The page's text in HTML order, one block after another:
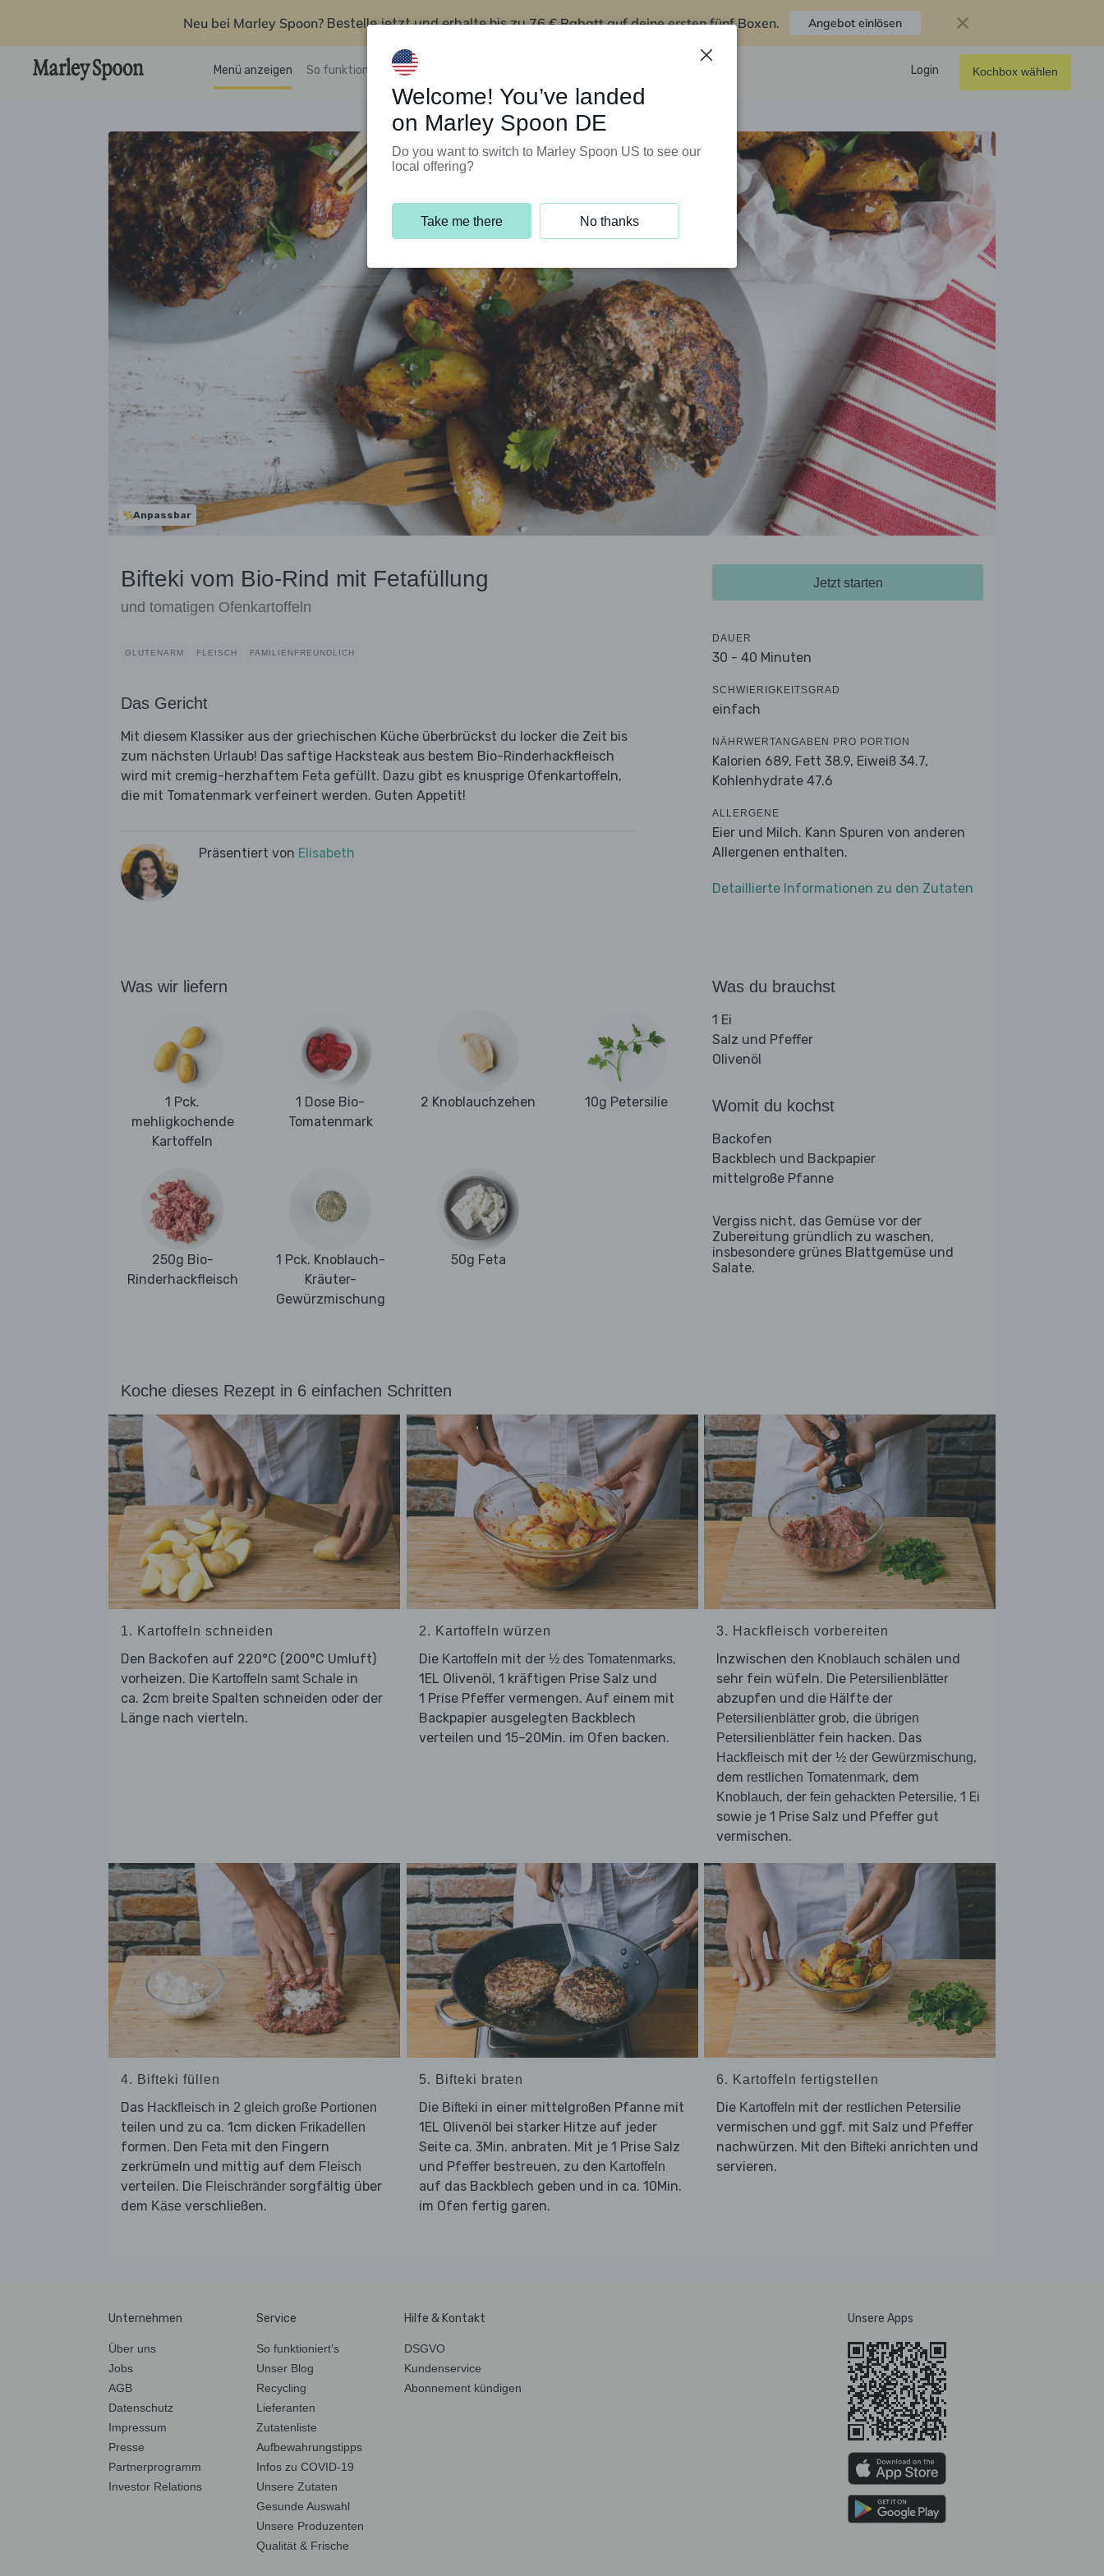
Neu bei Marley Spoon? Bestelle jetzt und erhalte bis zu76 € Rabatt auf deine ersten fünf Boxen. Angebot einlösen
Menü anzeigen So funktioniert’s Kundenservice Login Kochbox wählen
Anpassbar
Bifteki vom Bio-Rind mit Fetafüllung
und tomatigen Ofenkartoffeln
GLUTENARM FLEISCH FAMILIENFREUNDLICH
Das Gericht
Mit diesem Klassiker aus der griechischen Küche überbrückst du locker die Zeit bis
zum nächsten Urlaub! Das saftige Hacksteak aus bestem Bio-Rinderhackfleisch
wird mit cremig-herzhaftem Feta gefüllt. Dazu gibt es knusprige Ofenkartoffeln,
die mit Tomatenmark verfeinert werden. Guten Appetit!
Präsentiert von Elisabeth
Jetzt starten
DAUER
30 - 40 Minuten
SCHWIERIGKEITSGRAD
einfach
NÄHRWERTANGABEN PRO PORTION
Kalorien 689, Fett 38.9, Eiweiß 34.7,
Kohlenhydrate 47.6
ALLERGENE
Eier und Milch. Kann Spuren von anderen
Allergenen enthalten.
Detaillierte Informationen zu den Zutaten
Was wir liefern
1 Pck.
mehligkochende
Kartoffeln
1 Dose Bio-
Tomatenmark
2 Knoblauchzehen 10g Petersilie
250g Bio-
Rinderhackfleisch
1 Pck. Knoblauch-
Kräuter-
Gewürzmischung
50g Feta
Was du brauchst
1 Ei
Salz und Pfeffer
Olivenöl
Womit du kochst
Backofen
Backblech und Backpapier
mittelgroße Pfanne
Vergiss nicht, das Gemüse vor der
Zubereitung gründlich zu waschen,
insbesondere grünes Blattgemüse und
Salate.
Koche dieses Rezept in 6 einfachen Schritten
1. Kartoffeln schneiden
Den Backofen auf 220°C (200°C Umluft)
vorheizen. Die Kartoffeln samt Schale in
ca. 2cm breite Spalten schneiden oder der
Länge nach vierteln.
2. Kartoffeln würzen
Die Kartoffeln mit der ½ des Tomatenmarks,
1EL Olivenöl, 1 kräftigen Prise Salz und
1 Prise Pfeffer vermengen. Auf einem mit
Backpapier ausgelegten Backblech
verteilen und 15–20Min. im Ofen backen.
3. Hackfleisch vorbereiten
Inzwischen den Knoblauch schälen und
sehr fein wüfeln. Die Petersilienblätter
abzupfen und die Hälfte der
Petersilienblätter grob, die übrigen
Petersilienblätter fein hacken. Das
Hackfleisch mit der ½ der Gewürzmischung,
dem restlichen Tomatenmark, dem
Knoblauch, der fein gehackten Petersilie, 1 Ei
sowie je 1 Prise Salz und Pfeffer gut
vermischen.
4. Bifteki füllen
Das Hackfleisch in 2 gleich große Portionen
teilen und zu ca. 1cm dicken Frikadellen
formen. Den Feta mit den Fingern
zerkrümeln und mittig auf dem Fleisch
verteilen. Die Fleischränder sorgfältig über
dem Käse verschließen.
5. Bifteki braten
Die Bifteki in einer mittelgroßen Pfanne mit
1EL Olivenöl bei starker Hitze auf jeder
Seite ca. 3Min. anbraten. Mit je 1 Prise Salz
und Pfeffer bestreuen, zu den Kartoffeln
auf das Backblech geben und in ca. 10Min.
im Ofen fertig garen.
6. Kartoffeln fertigstellen
Die Kartoffeln mit der restlichen Petersilie
vermischen und ggf. mit Salz und Pfeffer
nachwürzen. Mit den Bifteki anrichten und
servieren.
Unternehmen
Über uns
Jobs
AGB
Datenschutz
Impressum
Presse
Partnerprogramm
Investor Relations
Service
So funktioniert’s
Unser Blog
Recycling
Lieferanten
Zutatenliste
Aufbewahrungstipps
Infos zu COVID-19
Unsere Zutaten
Gesunde Auswahl
Unsere Produzenten
Qualität & Frische
Hilfe & Kontakt
DSGVO
Kundenservice
Abonnement kündigen
Unsere Apps
Welcome! You’ve landed
on Marley Spoon DE
Do you want to switch to Marley Spoon US to see our
local offering?
Take me there No thanks